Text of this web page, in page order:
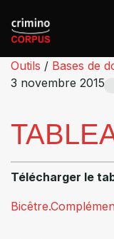
Outils / Bases de
3 novembre 2015
Télécharger le
Panneau de gestion